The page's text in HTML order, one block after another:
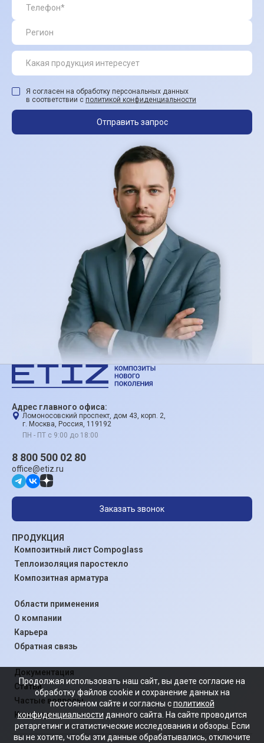
Я согласен на обработку персональных данных
в соответствии с политикой конфиденциальности
Отправить запрос
Адрес главного офиса:
Ломоносовский проспект, дом 43, корп. 2,
г. Москва, Россия, 119192
ПН - ПТ с 9:00 до 18:00
ПРОДУКЦИЯ
Композитный лист Compoglass
Теплоизоляция паростекло
Композитная арматура
Области применения
О компании
Карьера
Обратная связь
Документация
Статьи
Частые вопросы
Контакты
8 800 500 02 80
office@etiz.ru
Заказать звонок
Продолжая использовать наш сайт, вы даете согласие на
обработку файлов cookie и сохранение данных на
постоянном сайте и согласны сполитикой
конфиденциальности данного сайта. На сайте проводится
ретаргетинг и статистические исследования и обзоры. Если
вы не хотите, чтобы эти данные обрабатывались, отключите